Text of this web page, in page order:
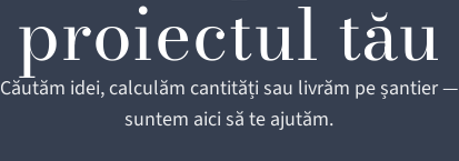
proiectul tău
Căutăm idei, calculăm cantități sau livrăm pe șantier —
suntem aici să te ajutăm.